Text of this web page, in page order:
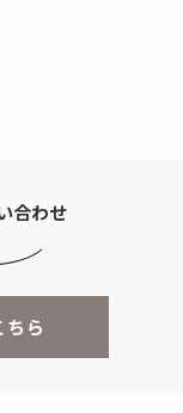
合わせ
ら